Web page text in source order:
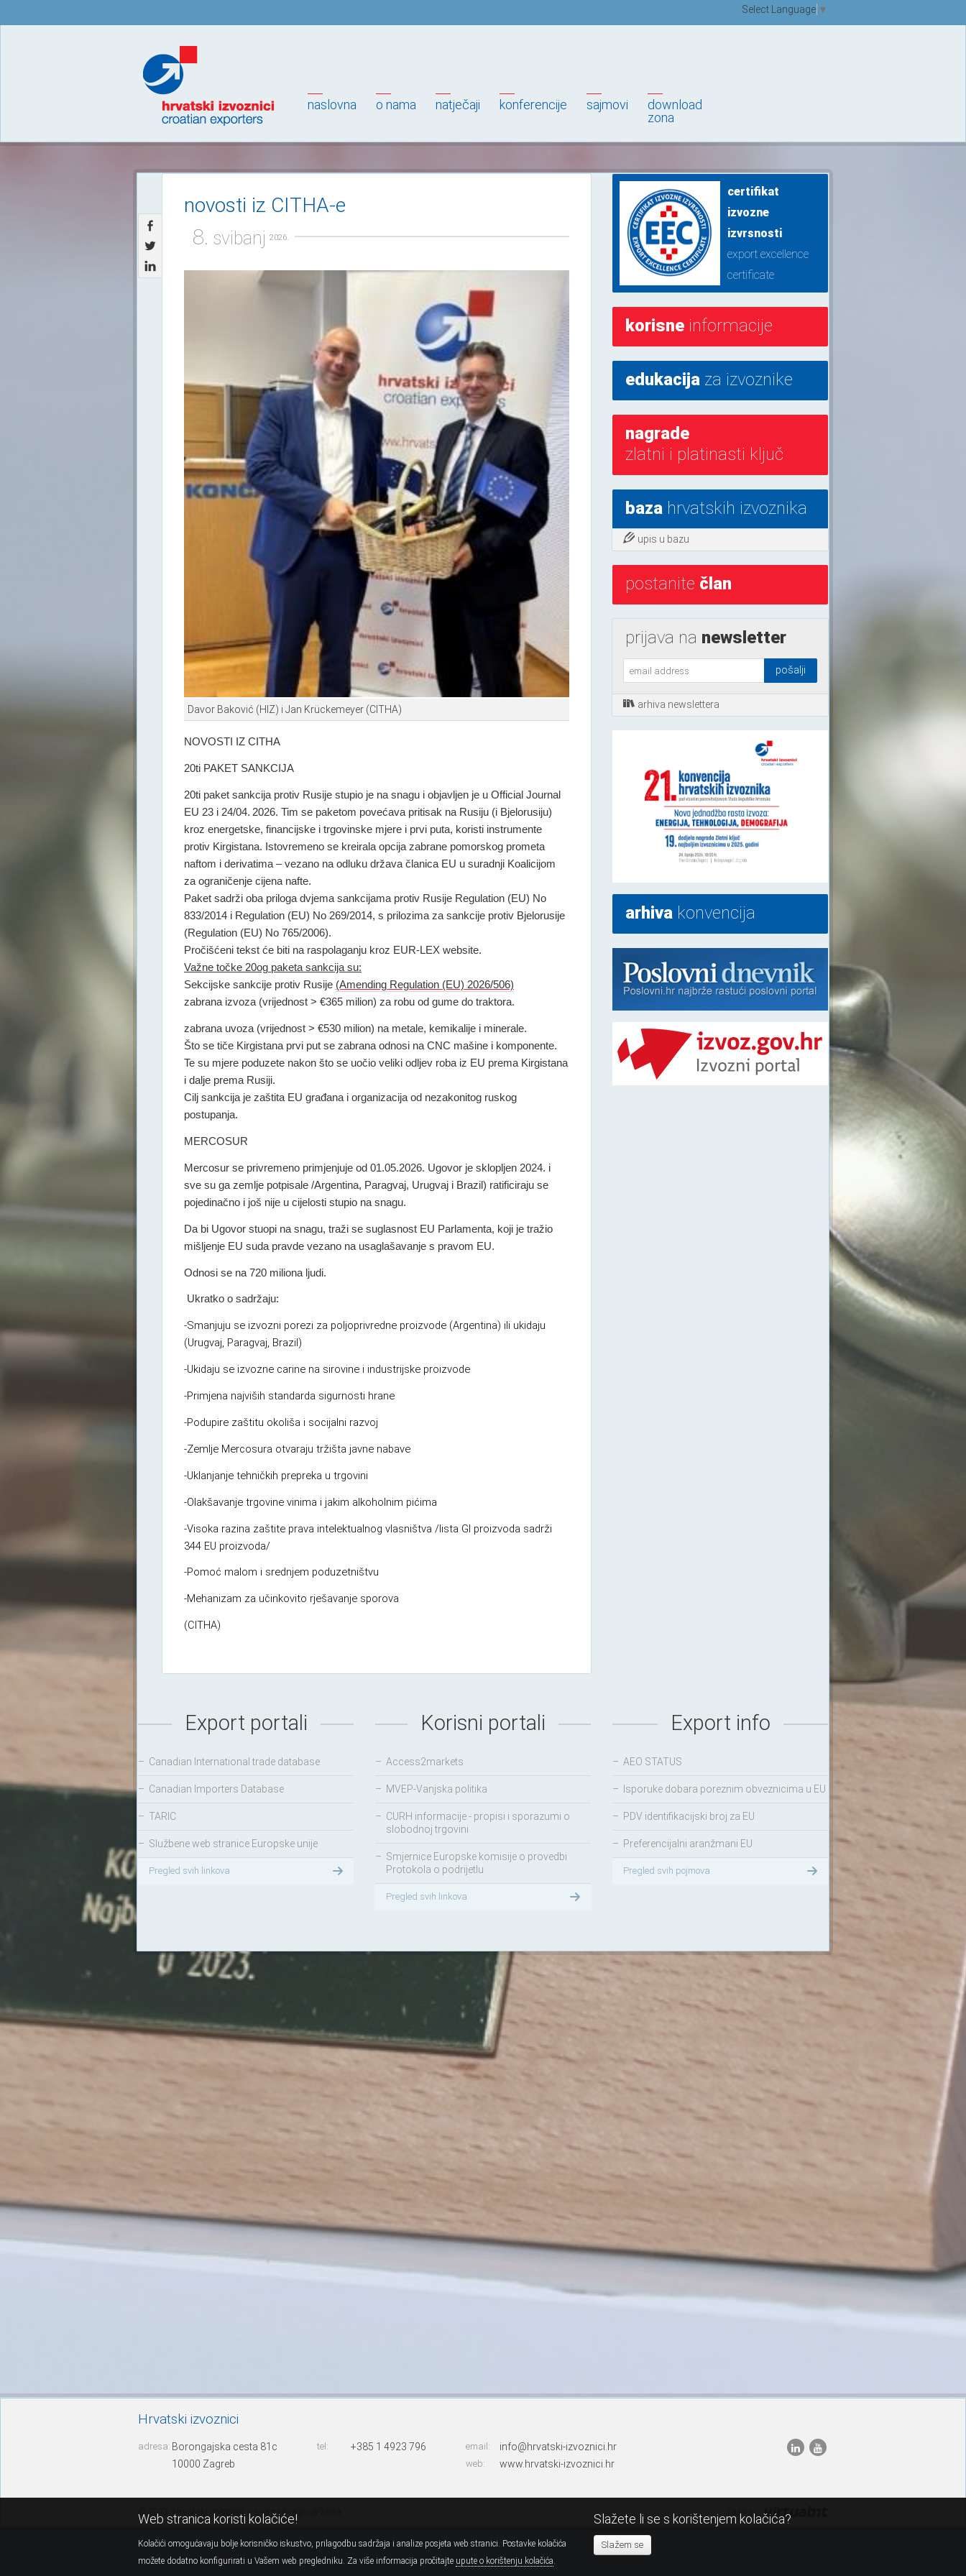
Select Language ▼
naslovna o nama natječaji konferencije sajmovi
download
zona
novosti iz CITHA-e
8. svibanj 2026.
Davor Baković (HIZ) i Jan Krückemeyer (CITHA)
NOVOSTI IZ CITHA
20ti PAKET SANKCIJA
20ti paket sankcija protiv Rusije stupio je na snagu i objavljen je u Official Journal
EU 23 i 24/04. 2026. Tim se paketom povećava pritisak na Rusiju (i Bjelorusiju)
kroz energetske, financijske i trgovinske mjere i prvi puta, koristi instrumente
protiv Kirgistana. Istovremeno se kreirala opcija zabrane pomorskog prometa
naftom i derivatima – vezano na odluku država članica EU u suradnji Koalicijom
za ograničenje cijena nafte.
Paket sadrži oba priloga dvjema sankcijama protiv Rusije Regulation (EU) No
833/2014 i Regulation (EU) No 269/2014, s prilozima za sankcije protiv Bjelorusije
(Regulation (EU) No 765/2006).
Pročišćeni tekst će biti na raspolaganju kroz EUR-LEX website.
Važne točke 20og paketa sankcija su:
Sekcijske sankcije protiv Rusije (Amending Regulation (EU) 2026/506)
zabrana izvoza (vrijednost > €365 milion) za robu od gume do traktora.
zabrana uvoza (vrijednost > €530 milion) na metale, kemikalije i minerale.
Što se tiče Kirgistana prvi put se zabrana odnosi na CNC mašine i komponente.
Te su mjere poduzete nakon što se uočio veliki odljev roba iz EU prema Kirgistana
i dalje prema Rusiji.
Cilj sankcija je zaštita EU građana i organizacija od nezakonitog ruskog
postupanja.
MERCOSUR
Mercosur se privremeno primjenjuje od 01.05.2026. Ugovor je sklopljen 2024. i
sve su ga zemlje potpisale /Argentina, Paragvaj, Urugvaj i Brazil) ratificiraju se
pojedinačno i još nije u cijelosti stupio na snagu.
Da bi Ugovor stuopi na snagu, traži se suglasnost EU Parlamenta, koji je tražio
mišljenje EU suda pravde vezano na usaglašavanje s pravom EU.
Odnosi se na 720 miliona ljudi.
Ukratko o sadržaju:
-Smanjuju se izvozni porezi za poljoprivredne proizvode (Argentina) ili ukidaju
(Urugvaj, Paragvaj, Brazil)
-Ukidaju se izvozne carine na sirovine i industrijske proizvode
-Primjena najviših standarda sigurnosti hrane
-Podupire zaštitu okoliša i socijalni razvoj
-Zemlje Mercosura otvaraju tržišta javne nabave
-Uklanjanje tehničkih prepreka u trgovini
-Olakšavanje trgovine vinima i jakim alkoholnim pićima
-Visoka razina zaštite prava intelektualnog vlasništva /lista GI proizvoda sadrži
344 EU proizvoda/
-Pomoć malom i srednjem poduzetništvu
-Mehanizam za učinkovito rješavanje sporova
(CITHA)
certifikat
izvozne
izvrsnosti
export excellence
certificate
korisne informacije
edukacija za izvoznike
nagrade
zlatni i platinasti ključ
baza hrvatskih izvoznika
upis u bazu
postanite član
prijava na newsletter
arhiva newslettera
arhiva konvencija
Export portali
– Canadian International trade database
– Canadian Importers Database
– TARIC
– Službene web stranice Europske unije
Pregled svih linkova
Korisni portali
– Access2markets
– MVEP-Vanjska politika
– CURH informacije - propisi i sporazumi o
slobodnoj trgovini
– Smjernice Europske komisije o provedbi
Protokola o podrijetlu
Pregled svih linkova
Export info
– AEO STATUS
– Isporuke dobara poreznim obveznicima u EU
– PDV identifikacijski broj za EU
– Preferencijalni aranžmani EU
Pregled svih pojmova
Hrvatski izvoznici
adresa: Borongajska cesta 81c
10000 Zagreb
tel: +385 1 4923 796 email: info@hrvatski-izvoznici.hr
web: www.hrvatski-izvoznici.hr
© 2013. Hrvatski izvoznici – sva prava pridržana razvoj:
Web stranica koristi kolačiće!
Kolačići omogućavaju bolje korisničko iskustvo, prilagodbu sadržaja i analize posjeta web stranici. Postavke kolačića
možete dodatno konfigurirati u Vašem web pregledniku. Za više informacija pročitajte upute o korištenju kolačića
Slažete li se s korištenjem kolačića?
Slažem se